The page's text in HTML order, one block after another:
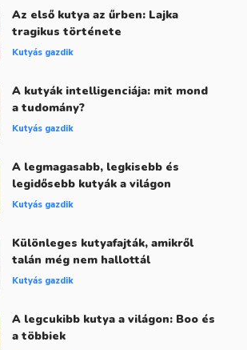
Az első kutya az űrben: Lajka
tragikus története
Kutyás gazdik
A kutyák intelligenciája: mit mond
a tudomány?
Kutyás gazdik
A legmagasabb, legkisebb és
legidősebb kutyák a világon
Kutyás gazdik
Különleges kutyafajták, amikről
talán még nem hallottál
Kutyás gazdik
A legcukibb kutya a világon: Boo és
a többiek